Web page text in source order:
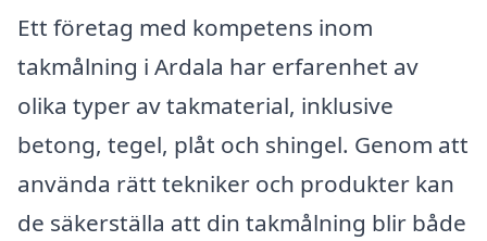
Ett företag med kompetens inom
takmålning i Ardala har erfarenhet av
olika typer av takmaterial, inklusive
betong, tegel, plåt och shingel. Genom att
använda rätt tekniker och produkter kan
de säkerställa att din takmålning blir både